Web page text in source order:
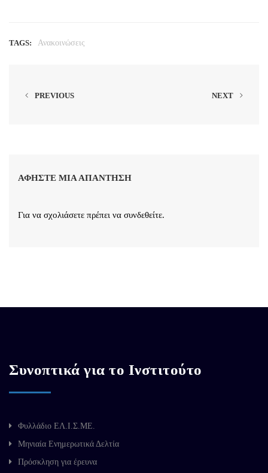
TAGS: Ανακοινώσεις
PREVIOUS NEXT
ΑΦΉΣΤΕ ΜΙΑ ΑΠΆΝΤΗΣΗ
Για να σχολιάσετε πρέπει να συνδεθείτε.
Συνοπτικά για το Ινστιτούτο
Φυλλάδιο ΕΛ.Ι.Σ.ΜΕ.
Μηνιαία Ενημερωτικά Δελτία
Πρόσκληση για έρευνα